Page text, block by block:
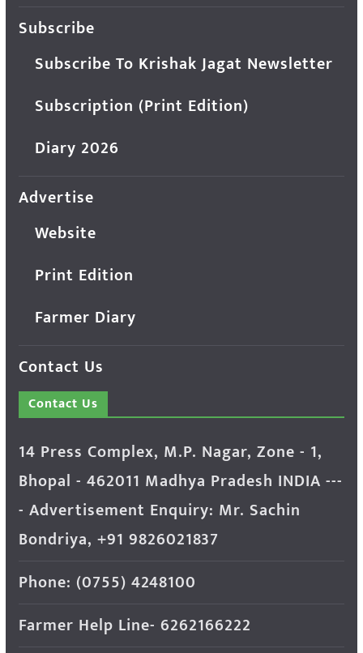
Subscribe
Subscribe To Krishak Jagat Newsletter
Subscription (Print Edition)
Diary 2026
Advertise
Website
Print Edition
Farmer Diary
Contact Us
Contact Us
14 Press Complex, M.P. Nagar, Zone - 1,
Bhopal - 462011 Madhya Pradesh INDIA ---
- Advertisement Enquiry: Mr. Sachin
Bondriya, +91 9826021837
Phone: (0755) 4248100
Farmer Help Line- 6262166222